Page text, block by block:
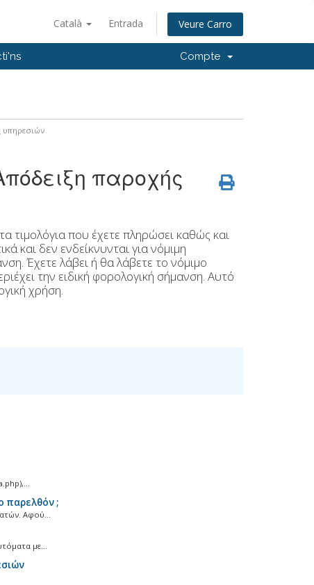
Català Entrada Veure Carro
Compte
υπηρεσιών
παροχής
τιμολόγια που έχετε πληρώσει καθώς και
και δεν ενδείκνυνται για νόμιμη
Έχετε λάβει ή θα λάβετε το νόμιμο
την ειδική φορολογική σήμανση. Αυτό
χρήση.
παρελθόν ;
Αφού...
με...